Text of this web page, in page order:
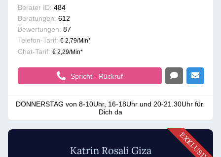
Berater ID: 484
Beratungen: 612
Bewertungen: 87
Telefon-Tarif: € 2,79/Min*
Chat-Tarif: € 2,29/Min*
Spricht - Rückruf
DONNERSTAG von 8-10Uhr, 16-18Uhr und 20-21.30Uhr für
Dich da
Katrin Rosali Giza